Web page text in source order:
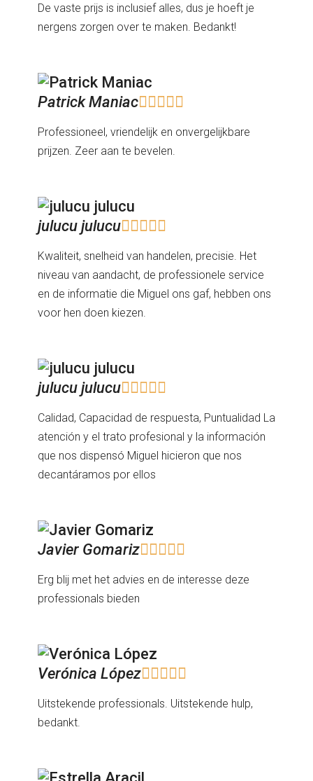
De vaste prijs is inclusief alles, dus je hoeft je
nergens zorgen over te maken. Bedankt!
Patrick Maniac
Professioneel, vriendelijk en onvergelijkbare
prijzen. Zeer aan te bevelen.
julucu julucu
Kwaliteit, snelheid van handelen, precisie. Het
niveau van aandacht, de professionele service
en de informatie die Miguel ons gaf, hebben ons
voor hen doen kiezen.
julucu julucu
Calidad, Capacidad de respuesta, Puntualidad La
atención y el trato profesional y la información
que nos dispensó Miguel hicieron que nos
decantáramos por ellos
Javier Gomariz
Erg blij met het advies en de interesse deze
professionals bieden
Verónica López
Uitstekende professionals. Uitstekende hulp,
bedankt.